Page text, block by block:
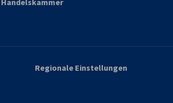
Regionale Einstellungen